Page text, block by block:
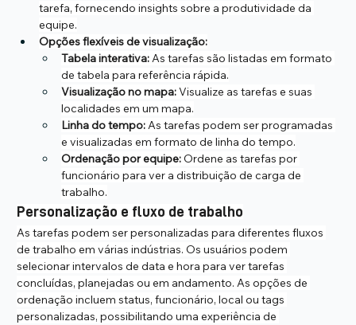
tarefa, fornecendo insights sobre a produtividade da
equipe.
Opções flexíveis de visualização:
Tabela interativa: As tarefas são listadas em formato
de tabela para referência rápida.
Visualização no mapa: Visualize as tarefas e suas
localidades em um mapa.
Linha do tempo: As tarefas podem ser programadas
e visualizadas em formato de linha do tempo.
Ordenação por equipe: Ordene as tarefas por
funcionário para ver a distribuição de carga de
trabalho.
Personalização e fluxo de trabalho
As tarefas podem ser personalizadas para diferentes fluxos
de trabalho em várias indústrias. Os usuários podem
selecionar intervalos de data e hora para ver tarefas
concluídas, planejadas ou em andamento. As opções de
ordenação incluem status, funcionário, local ou tags
personalizadas, possibilitando uma experiência de